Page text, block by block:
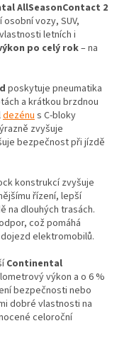
AllSeasonContact 2
vozy, SUV,
letních i
po celý rok– na
poskytuje pneumatika
a krátkou brzdnou
dezénus C-bloky
zvyšuje
bezpečnost při jízdě
konstrukcí zvyšuje
řízení, lepší
na dlouhých trasách.
což pomáhá
elektromobilů.
Continental
výkon a o 6 %
bezpečnosti nebo
dobré vlastnosti na
celoroční